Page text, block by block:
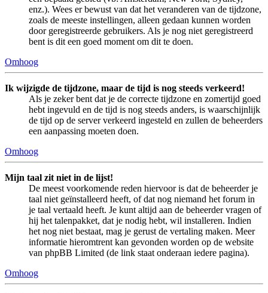
enz.). Wees er bewust van dat het veranderen van de tijdzone,
zoals de meeste instellingen, alleen gedaan kunnen worden
door geregistreerde gebruikers. Als je nog niet geregistreerd
bent is dit een goed moment om dit te doen.
Omhoog
Ik wijzigde de tijdzone, maar de tijd is nog steeds verkeerd!
Als je zeker bent dat je de correcte tijdzone en zomertijd goed
hebt ingevuld en de tijd is nog steeds anders, is waarschijnlijk
de tijd op de server verkeerd ingesteld en zullen de beheerders
een aanpassing moeten doen.
Omhoog
Mijn taal zit niet in de lijst!
De meest voorkomende reden hiervoor is dat de beheerder je
taal niet geïnstalleerd heeft, of dat nog niemand het forum in
je taal vertaald heeft. Je kunt altijd aan de beheerder vragen of
hij het talenpakket, dat je nodig hebt, wil installeren. Indien
het nog niet bestaat, mag je gerust de vertaling maken. Meer
informatie hieromtrent kan gevonden worden op de website
van phpBB Limited (de link staat onderaan iedere pagina).
Omhoog